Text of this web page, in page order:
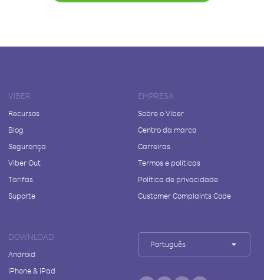
VIBER
Recursos
Blog
Segurança
Viber Out
Tarifas
Suporte
EMPRESA
Sobre o Viber
Centro da marca
Carreiras
Termos e políticas
Política de privacidade
Customer Complaints Code
DOWNLOAD
Android
iPhone & iPad
Português